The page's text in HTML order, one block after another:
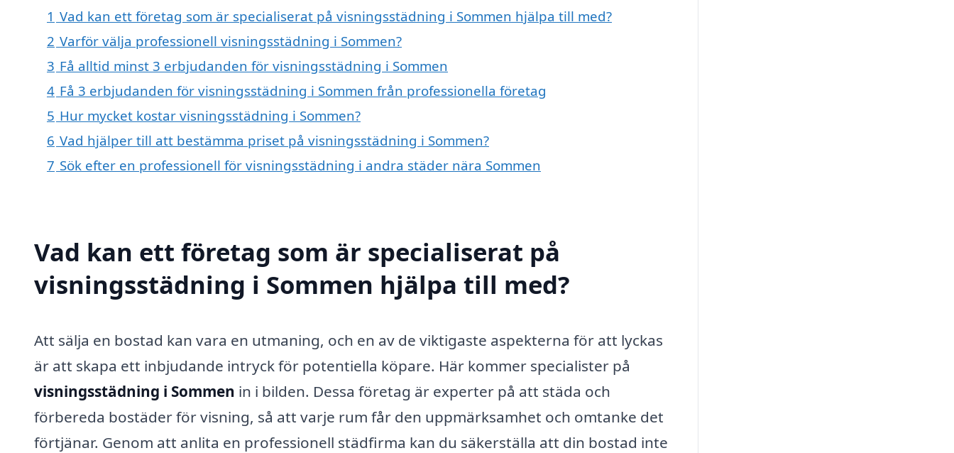
1 Vad kan ett företag som är specialiserat på visningsstädning i Sommen hjälpa till med?
2 Varför välja professionell visningsstädning i Sommen?
3 Få alltid minst 3 erbjudanden för visningsstädning i Sommen
4 Få 3 erbjudanden för visningsstädning i Sommen från professionella företag
5 Hur mycket kostar visningsstädning i Sommen?
6 Vad hjälper till att bestämma priset på visningsstädning i Sommen?
7 Sök efter en professionell för visningsstädning i andra städer nära Sommen
Vad kan ett företag som är specialiserat på
visningsstädning i Sommen hjälpa till med?
Att sälja en bostad kan vara en utmaning, och en av de viktigaste aspekterna för att lyckas
är att skapa ett inbjudande intryck för potentiella köpare. Här kommer specialister på
visningsstädning i Sommen in i bilden. Dessa företag är experter på att städa och
förbereda bostäder för visning, så att varje rum får den uppmärksamhet och omtanke det
förtjänar. Genom att anlita en professionell städfirma kan du säkerställa att din bostad inte